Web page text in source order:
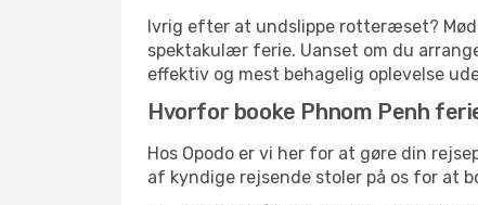
Ivrig efter at undslippe rotteræset? Mød
spektakulær ferie. Uanset om du
effektiv og mest behagelig oplevelse
Hvorfor booke Phnom Penh
Hos Opodo er vi her for at gøre din
af kyndige rejsende stoler på os for at